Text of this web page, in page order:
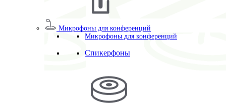
Микрофоны для конференций
Микрофоны для конференций
Спикерфоны